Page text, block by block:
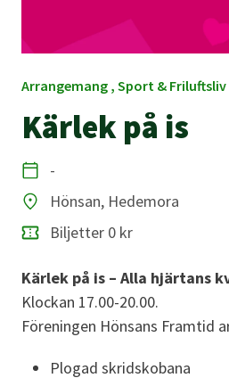
Arrangemang , Sport & Friluftsliv
Kärlek på is
Datum
-
Plats
Hönsan, Hedemora
Biljetter 0 kr
Kärlek på is – Alla hjärtans
Klockan 17.00-20.00.
Föreningen Hönsans Framtid
Plogad skridskobana